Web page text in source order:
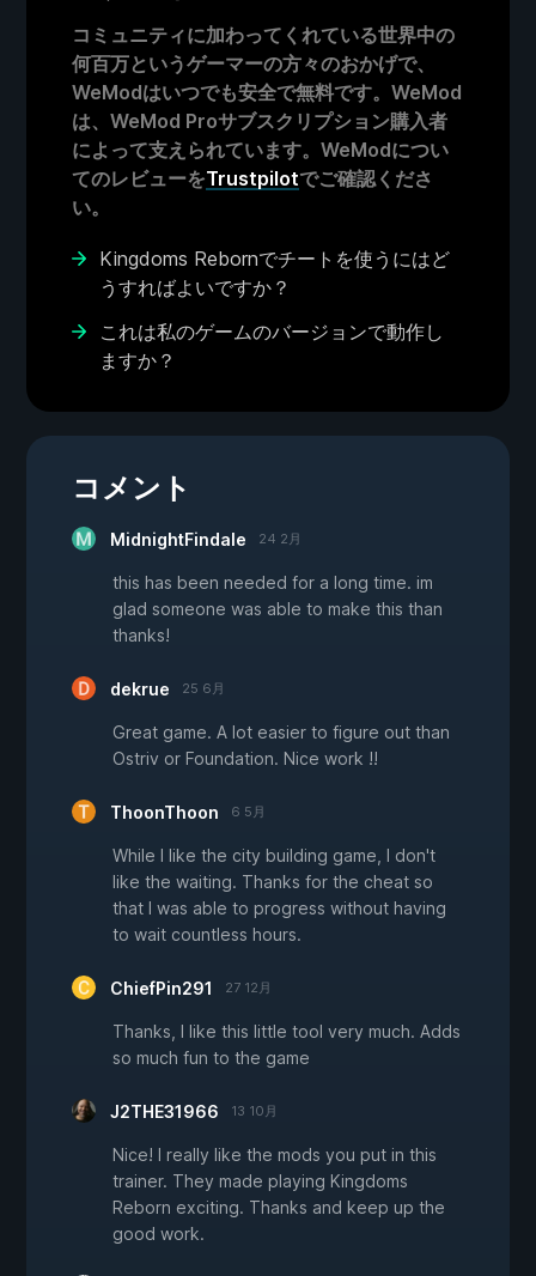
コミュニティに加わってくれている世界中の
何百万というゲーマーの方々のおかげで、
WeModはいつでも安全で無料です。WeMod
は、WeMod Proサブスクリプション購入者
によって支えられています。WeModについ
てのレビューをTrustpilotでご確認くださ
い。
Kingdoms Rebornでチートを使うにはど
うすればよいですか？
これは私のゲームのバージョンで動作し
ますか？
コメント
MidnightFindale 24 2月
this has been needed for a long time. im
glad someone was able to make this than
thanks!
dekrue 25 6月
Great game. A lot easier to figure out than
Ostriv or Foundation. Nice work !!
ThoonThoon 6 5月
While I like the city building game, I don't
like the waiting. Thanks for the cheat so
that I was able to progress without having
to wait countless hours.
ChiefPin291 27 12月
Thanks, I like this little tool very much. Adds
so much fun to the game
J2THE31966 13 10月
Nice! I really like the mods you put in this
trainer. They made playing Kingdoms
Reborn exciting. Thanks and keep up the
good work.